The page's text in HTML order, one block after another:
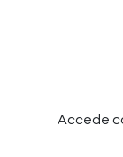
Accede